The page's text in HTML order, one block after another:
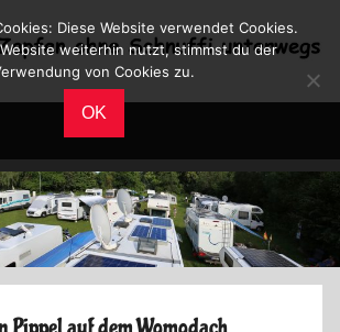
Diese Website verwendet Cookies.
weiterhin nutzt, stimmst du der
von Cookies zu.
OK